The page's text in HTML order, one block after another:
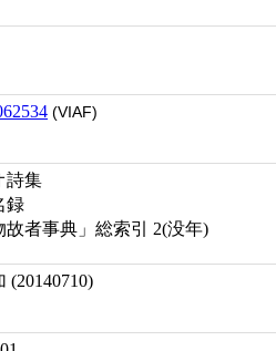
(VIAF)
詩集
録
故者事典」総索引 2(没年)
(20140710)